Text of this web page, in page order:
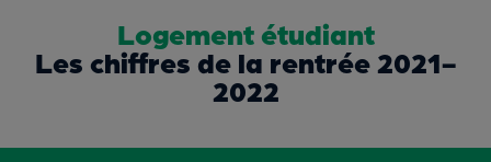
Logement étudiant
Les chiffres de la rentrée 2021-
2022